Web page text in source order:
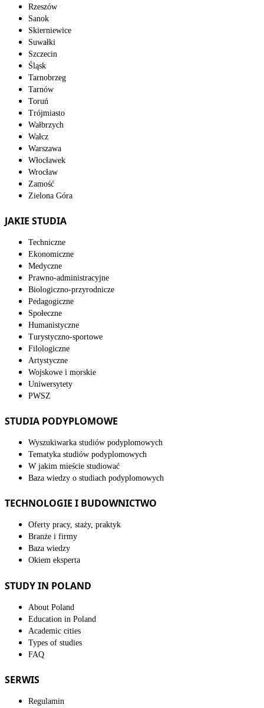
Rzeszów
Sanok
Skierniewice
Suwałki
Szczecin
Śląsk
Tarnobrzeg
Tarnów
Toruń
Trójmiasto
Wałbrzych
Wałcz
Warszawa
Włocławek
Wrocław
Zamość
Zielona Góra
JAKIE STUDIA
Techniczne
Ekonomiczne
Medyczne
Prawno-administracyjne
Biologiczno-przyrodnicze
Pedagogiczne
Społeczne
Humanistyczne
Turystyczno-sportowe
Filologiczne
Artystyczne
Wojskowe i morskie
Uniwersytety
PWSZ
STUDIA PODYPLOMOWE
Wyszukiwarka studiów podyplomowych
Tematyka studiów podyplomowych
W jakim mieście studiować
Baza wiedzy o studiach podyplomowych
TECHNOLOGIE I BUDOWNICTWO
Oferty pracy, staży, praktyk
Branże i firmy
Baza wiedzy
Okiem eksperta
STUDY IN POLAND
About Poland
Education in Poland
Academic cities
Types of studies
FAQ
SERWIS
Regulamin